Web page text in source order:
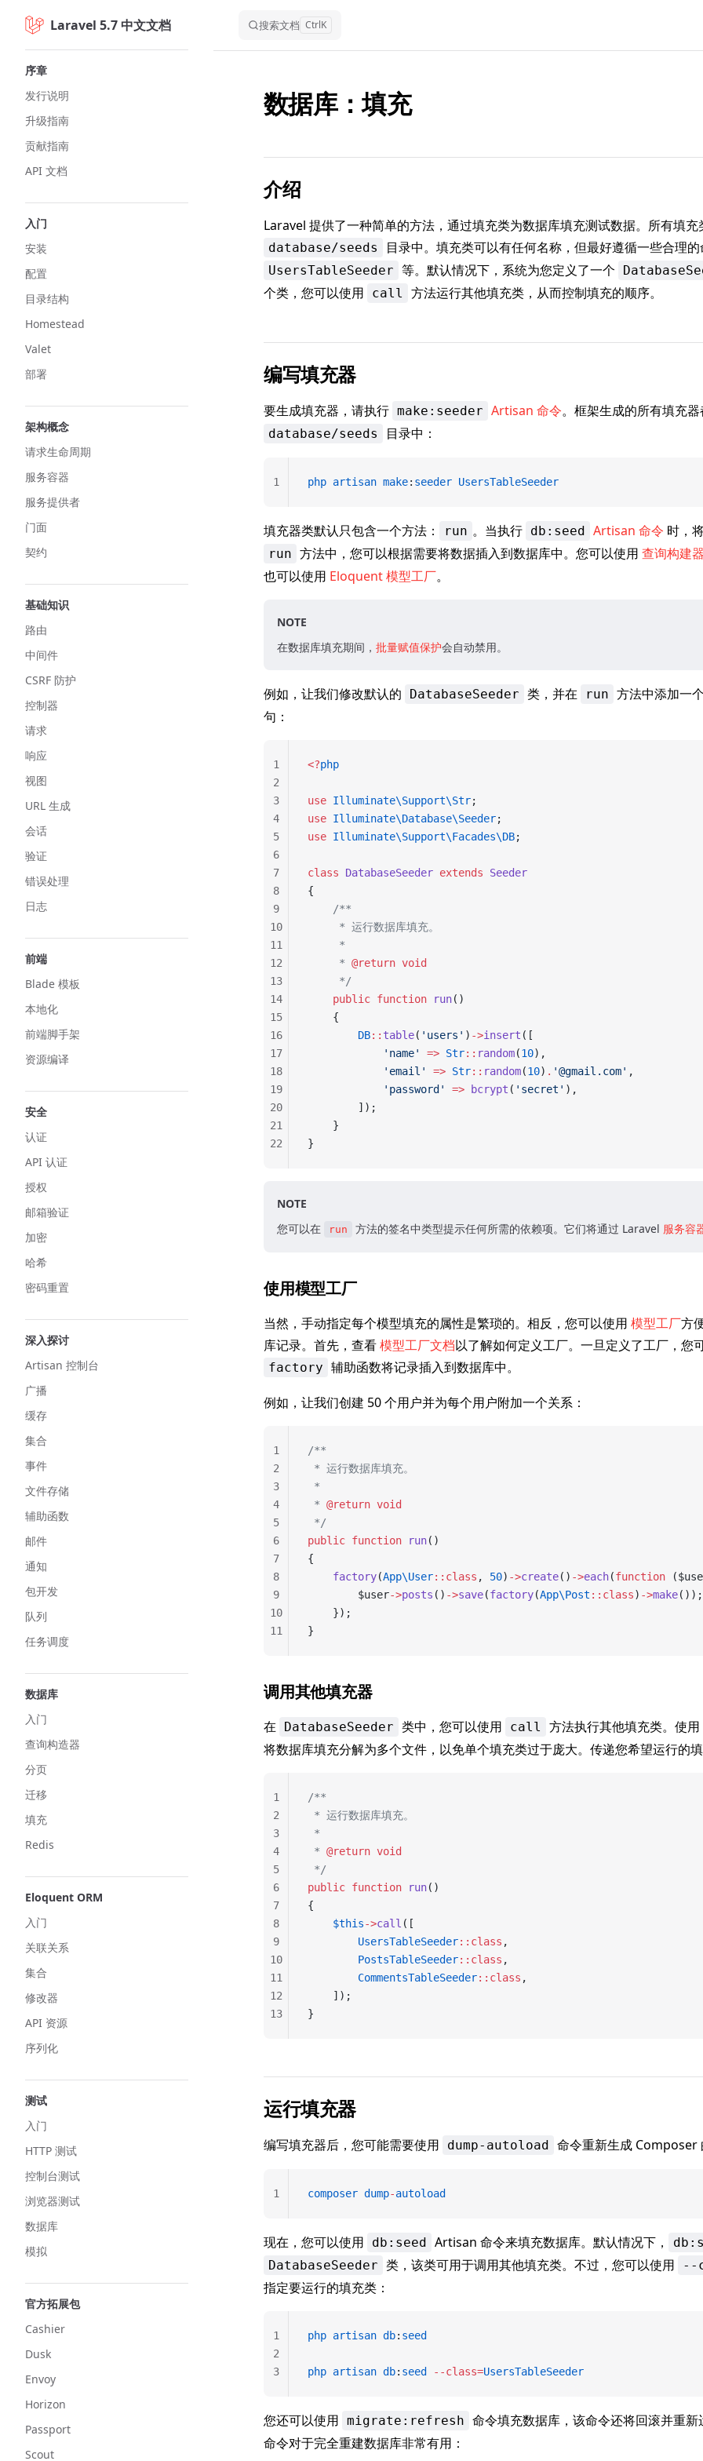
Skip to content
Laravel 5.7 中文文档 搜索文档 CtrlK
序章
发行说明
升级指南
贡献指南
API 文档
入门
安装
配置
目录结构
Homestead
Valet
部署
架构概念
请求生命周期
服务容器
服务提供者
门面
契约
基础知识
路由
中间件
CSRF 防护
控制器
请求
响应
视图
URL 生成
会话
验证
错误处理
日志
前端
Blade 模板
本地化
前端脚手架
资源编译
安全
认证
API 认证
授权
邮箱验证
加密
哈希
密码重置
深入探讨
Artisan 控制台
广播
缓存
集合
事件
文件存储
辅助函数
邮件
通知
包开发
队列
任务调度
数据库
入门
查询构造器
分页
迁移
填充
Redis
Eloquent ORM
入门
关联关系
集合
修改器
API 资源
序列化
测试
入门
HTTP 测试
控制台测试
浏览器测试
数据库
模拟
官方拓展包
Cashier
Dusk
Envoy
Horizon
Passport
Scout
数据库：填充
介绍
Laravel 提供了一种简单的方法，通过填充类为数据库填充测试数据。所有填充
database/seeds 目录中。填充类可以有任何名称，但最好遵循一些合理
UsersTableSeeder 等。默认情况下，系统为您定义了一个
个类，您可以使用 call 方法运行其他填充类，从而控制填充的顺序。
编写填充器
要生成填充器，请执行 make:seeder Artisan 命令。框架生成的所有填充
database/seeds 目录中：
php artisan make: seeder UsersTableSeeder
1
填充器类默认只包含一个方法： run 。当执行 db:seed Artisan 命令 时，
run 方法中，您可以根据需要将数据插入到数据库中。您可以使用 查询构建
也可以使用 Eloquent 模型工厂。
NOTE
在数据库填充期间， 批量赋值保护会自动禁用。
例如，让我们修改默认的 DatabaseSeeder 类，并在 run 方法中添加一
句：
<?php
use Illuminate\Support\Str;
use Illuminate\Database\Seeder;
use Illuminate\Support\Facades\DB;
class DatabaseSeeder extends Seeder
{
    /**
     * 运行数据库填充。
     *
     *
@return void
     */
    public
function run()
    {
        DB
:: table( 'users' ) ->insert ([
            'name'
=> Str:: random(10),
            'email'
=> Str:: random(10) . '@gmail.com' ,
            'password'
=> bcrypt ( 'secret' ),
        ]);
    }
}
1
2
3
4
5
6
7
8
9
10
11
12
13
14
15
16
17
18
19
20
21
22
NOTE
您可以在
run 方法的签名中类型提示任何所需的依赖项。它们将通过 Laravel 服务容
使用模型工厂
当然，手动指定每个模型填充的属性是繁琐的。相反，您可以使用 模型工厂方
库记录。首先，查看模型工厂文档以了解如何定义工厂。一旦定义了工厂，您
factory 辅助函数将记录插入到数据库中。
例如，让我们创建 50 个用户并为每个用户附加一个关系：
/**
* 运行数据库填充。
*
* @return void
*/
public function run()
{
    factory
(App\User::class , 50) ->create() ->each(function
        $user
->posts () ->save(factory(App\Post ::class) ->make());
    });
}
1
2
3
4
5
6
7
8
9
10
11
调用其他填充器
在 DatabaseSeeder 类中，您可以使用 call
方法执行其他填充类。使用
将数据库填充分解为多个文件，以免单个填充类过于庞大。传递您希望运行的
/**
* 运行数据库填充。
*
* @return void
*/
public function run()
{
    $this
->call ([
        UsersTableSeeder
::class ,
        PostsTableSeeder
::class ,
        CommentsTableSeeder
::class ,
    ]);
}
1
2
3
4
5
6
7
8
9
10
11
12
13
运行填充器
编写填充器后，您可能需要使用 dump-autoload 命令重新生成 Composer
composer dump-autoload
1
现在，您可以使用 db:seed Artisan 命令来填充数据库。默认情况下，
DatabaseSeeder 类，该类可用于调用其他填充类。不过，您可以使用 --
指定要运行的填充类：
php artisan db: seed
php artisan db: seed --class=UsersTableSeeder
1
2
3
您还可以使用 migrate:refresh 命令填充数据库，该命令还将回滚并重
命令对于完全重建数据库非常有用：